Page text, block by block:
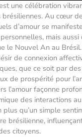
une célébration
brésiliennes. Au cœur
d’amour se
mais
le Nouvel An au
de connexion
que ce soit par
de prospérité pour
l’amour façonne
des interactions
plus qu’un simple
brésilienne,
citoyens.